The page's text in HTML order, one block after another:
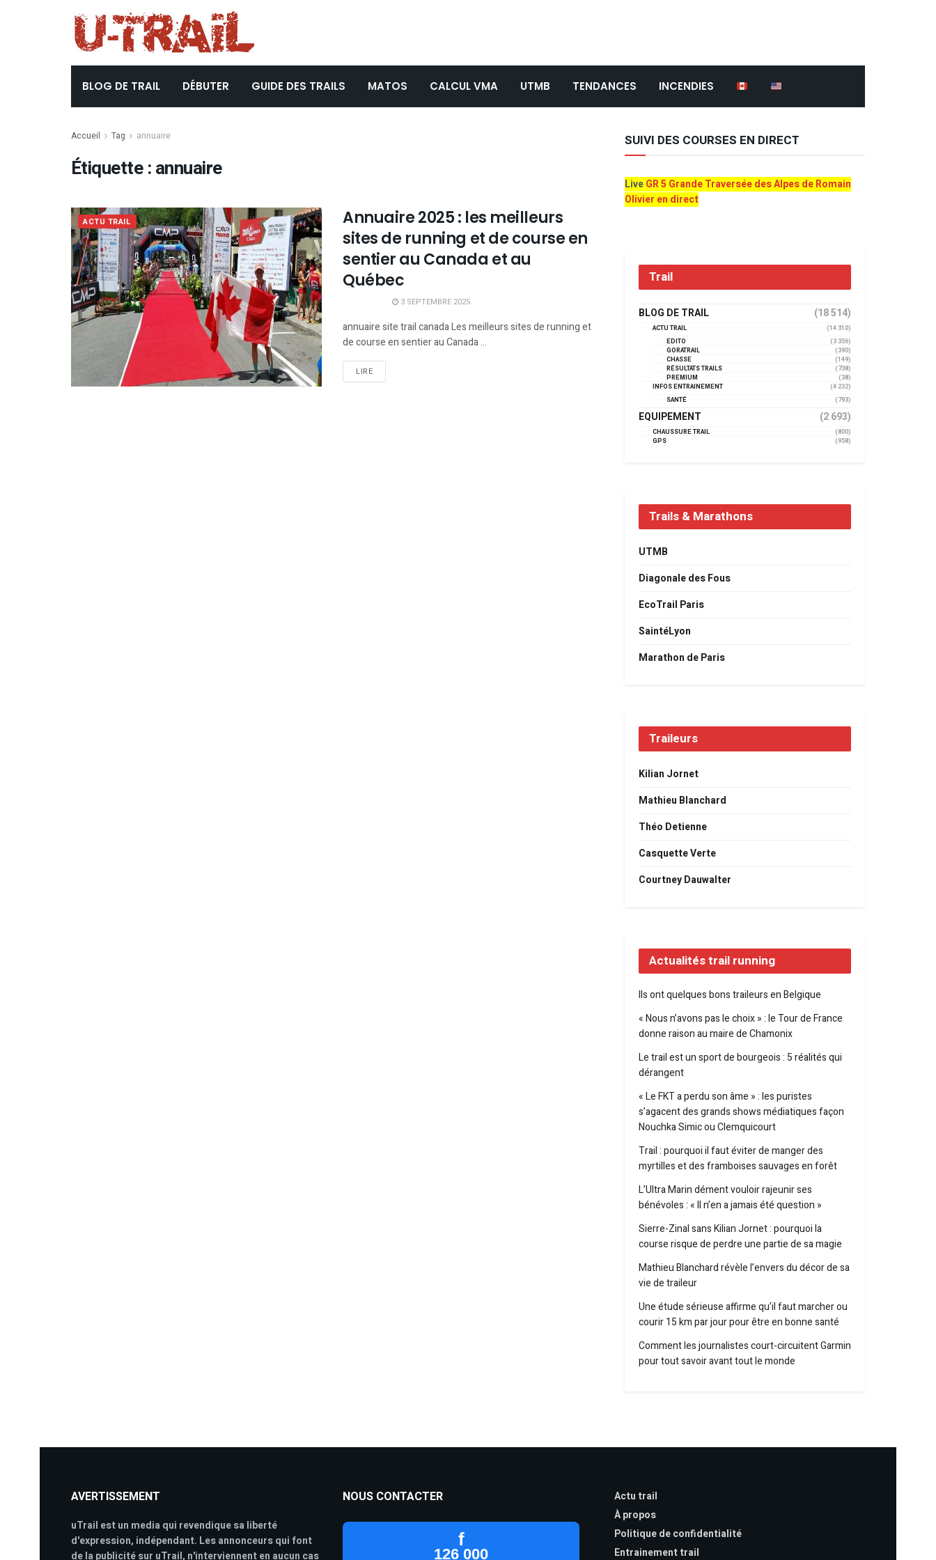
BLOG DE TRAIL DÉBUTER GUIDE DES TRAILS MATOS CALCUL VMA UTMB TENDANCES INCENDIES
Accueil Tag annuaire
Étiquette :annuaire
ACTU TRAIL
Annuaire 2025 : les meilleurs
sites de running et de course en
sentier au Canada et au
Québec
3 SEPTEMBRE 2025
annuaire site trail canada Les meilleurs sites de running et
de course en sentier au Canada ...
LIRE
SUIVI DES COURSES EN DIRECT
LiveGR 5 Grande Traversée des Alpes de Romain
Olivier en direct
Trail
BLOG DE TRAIL (18 514)
ACTU TRAIL
(14 310)
EDITO
(3 356)
GORATRAIL
(390)
CHASSE
(149)
RÉSULTATS TRAILS
(738)
PREMIUM
(38)
INFOS ENTRAINEMENT
(4 232)
SANTÉ
(793)
EQUIPEMENT (2 693)
CHAUSSURE TRAIL
(800)
GPS
(958)
Trails & Marathons
UTMB
Diagonale des Fous
EcoTrail Paris
SaintéLyon
Marathon de Paris
Traileurs
Kilian Jornet
Mathieu Blanchard
Théo Detienne
Casquette Verte
Courtney Dauwalter
Actualités trail running
Ils ont quelques bons traileurs en Belgique
« Nous n’avons pas le choix » : le Tour de France
donne raison au maire de Chamonix
Le trail est un sport de bourgeois : 5 réalités qui
dérangent
« Le FKT a perdu son âme » : les puristes
s’agacent des grands shows médiatiques façon
Nouchka Simic ou Clemquicourt
Trail : pourquoi il faut éviter de manger des
myrtilles et des framboises sauvages en forêt
L’Ultra Marin dément vouloir rajeunir ses
bénévoles : « Il n’en a jamais été question »
Sierre-Zinal sans Kilian Jornet : pourquoi la
course risque de perdre une partie de sa magie
Mathieu Blanchard révèle l’envers du décor de sa
vie de traileur
Une étude sérieuse affirme qu’il faut marcher ou
courir 15 km par jour pour être en bonne santé
Comment les journalistes court-circuitent Garmin
pour tout savoir avant tout le monde
AVERTISSEMENT
uTrail est un media qui revendique sa liberté
d'expression, indépendant. Les annonceurs qui font
de la publicité sur uTrail, n'interviennent en aucun cas
NOUS CONTACTER
f
126 000
Actu trail
À propos
Politique de confidentialité
Entrainement trail